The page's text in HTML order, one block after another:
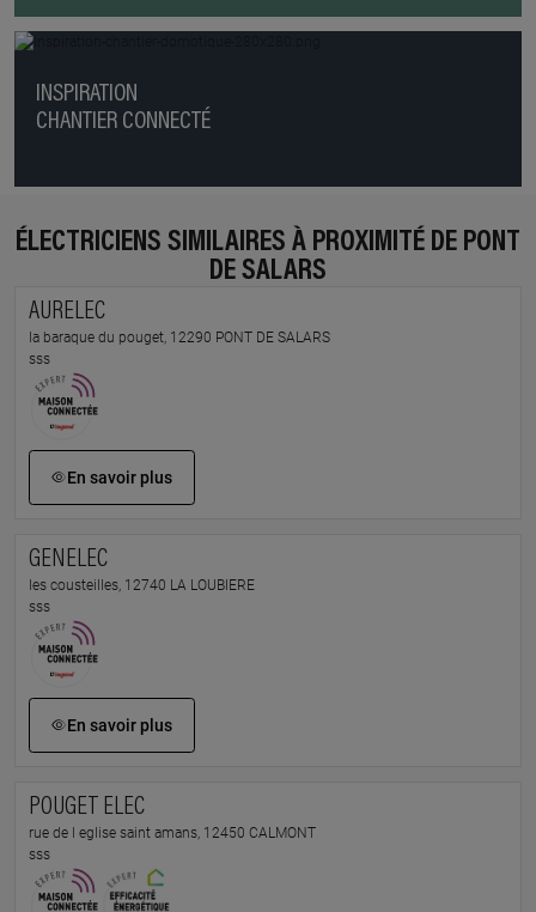
INSPIRATION
CHANTIER CONNECTÉ
ÉLECTRICIENS SIMILAIRES À PROXIMITÉ DE PONT
DE SALARS
AURELEC
la baraque du pouget, 12290 PONT DE SALARS
sss
En savoir plus
GENELEC
les cousteilles, 12740 LA LOUBIERE
sss
En savoir plus
POUGET ELEC
rue de l eglise saint amans, 12450 CALMONT
sss